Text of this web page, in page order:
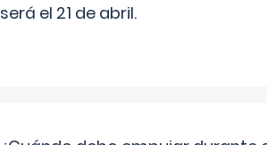
será el 21 de abril.